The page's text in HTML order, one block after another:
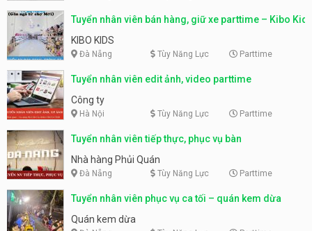
Tuyển nhân viên bán hàng, giữ xe parttime – Kibo Kid
KIBO KIDS
Đà Nẵng Tùy Năng Lực Parttime
Tuyển nhân viên edit ảnh, video parttime
Công ty
Hà Nội Tùy Năng Lực Parttime
Tuyển nhân viên tiếp thực, phục vụ bàn
Nhà hàng Phủi Quán
Đà Nẵng Tùy Năng Lực Parttime
Tuyển nhân viên phục vụ ca tối – quán kem dừa
Quán kem dừa